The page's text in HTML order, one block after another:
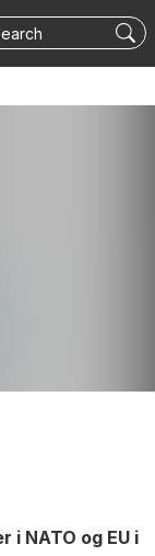
NATO og EU i